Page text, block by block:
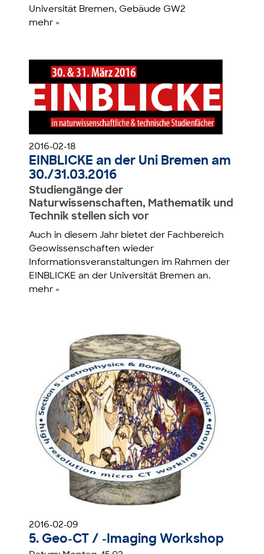
Universität Bremen, Gebäude GW2
mehr »
2016-02-18
EINBLICKE an der Uni Bremen am
30./31.03.2016
Studiengänge der
Naturwissenschaften, Mathematik und
Technik stellen sich vor
Auch in diesem Jahr bietet der Fachbereich
Geowissenschaften wieder
Informationsveranstaltungen im Rahmen der
EINBLICKE an der Universität Bremen an.
mehr »
2016-02-09
5. Geo-CT / -Imaging Workshop